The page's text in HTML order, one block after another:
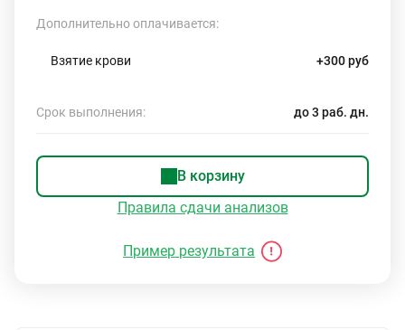
Дополнительно оплачивается:
Взятие крови +300 руб
Срок выполнения: до 3 раб. дн.
В корзину
Правила сдачи анализов
Пример результата